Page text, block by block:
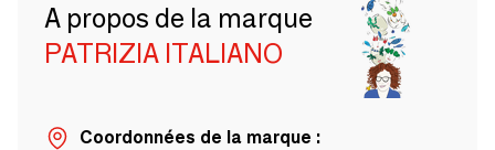
A propos de la marque
PATRIZIA ITALIANO
Coordonnées de la marque :